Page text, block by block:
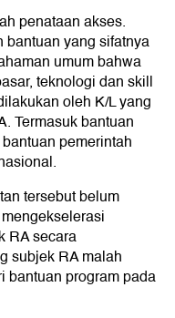
penataan akses.
yang sifatnya
umum bahwa
teknologi dan skill
oleh K/L yang
Termasuk bantuan
pemerintah
tersebut belum
RA secara
subjek RA malah
bantuan program pada